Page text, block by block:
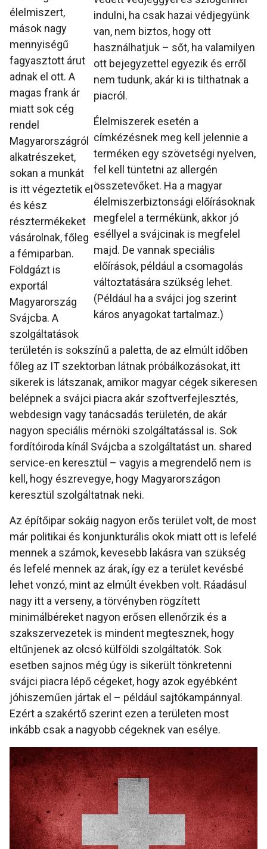
indulni, ha csak hazai védjegyünk
van, nem biztos, hogy ott
használhatjuk – sőt, ha valamilyen
ott bejegyzettel egyezik és erről
nem tudunk, akár ki is tilthatnak a
piacról.
Élelmiszerek esetén a
címkézésnek meg kell jelennie a
terméken egy szövetségi nyelven,
fel kell tüntetni az allergén
összetevőket. Ha a magyar
élelmiszerbiztonsági előírásoknak
megfelel a termékünk, akkor jó
eséllyel a svájcinak is megfelel
majd. De vannak speciális
előírások, például a csomagolás
változtatására szükség lehet.
(Például ha a svájci jog szerint
káros anyagokat tartalmaz.)
élelmiszert,
mások nagy
mennyiségű
fagyasztott árut
adnak el ott. A
magas frank ár
miatt sok cég
rendel
Magyarországról
alkatrészeket,
sokan a munkát
is itt végeztetik el
és kész
résztermékeket
vásárolnak, főleg
a fémiparban.
Földgázt is
exportál
Magyarország
Svájcba. A
szolgáltatások
területén is sokszínű a paletta, de az elmúlt időben
főleg az IT szektorban látnak próbálkozásokat, itt
sikerek is látszanak, amikor magyar cégek sikeresen
belépnek a svájci piacra akár szoftverfejlesztés,
webdesign vagy tanácsadás területén, de akár
nagyon speciális mérnöki szolgáltatással is. Sok
fordítóiroda kínál Svájcba a szolgáltatást un. shared
service-en keresztül – vagyis a megrendelő nem is
kell, hogy észrevegye, hogy Magyarországon
keresztül szolgáltatnak neki.
Az építőipar sokáig nagyon erős terület volt, de most
már politikai és konjunkturális okok miatt ott is lefelé
mennek a számok, kevesebb lakásra van szükség
és lefelé mennek az árak, így ez a terület kevésbé
lehet vonzó, mint az elmúlt években volt. Ráadásul
nagy itt a verseny, a törvényben rögzített
minimálbéreket nagyon erősen ellenőrzik és a
szakszervezetek is mindent megtesznek, hogy
eltűnjenek az olcsó külföldi szolgáltatók. Sok
esetben sajnos még úgy is sikerült tönkretenni
svájci piacra lépő cégeket, hogy azok egyébként
jóhiszeműen jártak el – például sajtókampánnyal.
Ezért a szakértő szerint ezen a területen most
inkább csak a nagyobb cégeknek van esélye.